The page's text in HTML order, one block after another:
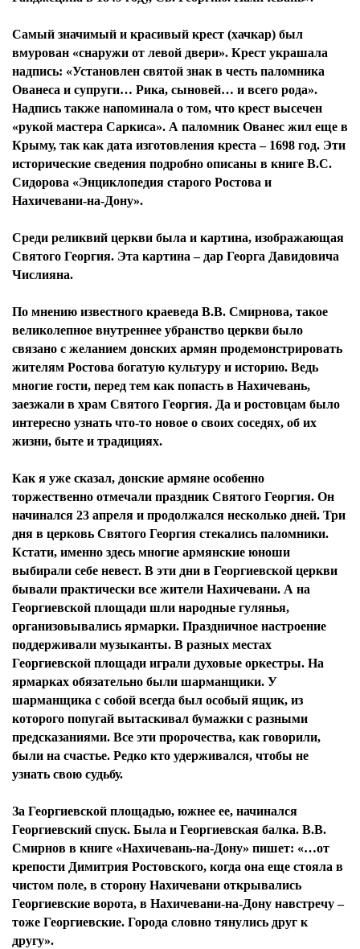
Самый значимый и красивый крест (хачкар) был
вмурован «снаружи от левой двери». Крест украшала
надпись: «Установлен святой знак в честь паломника
Ованеса и супруги… Рика, сыновей… и всего рода».
Надпись также напоминала о том, что крест высечен
«рукой мастера Саркиса». А паломник Ованес жил еще в
Крыму, так как дата изготовления креста – 1698 год. Эти
исторические сведения подробно описаны в книге В.С.
Сидорова «Энциклопедия старого Ростова и
Нахичевани-на-Дону».
Среди реликвий церкви была и картина, изображающая
Святого Георгия. Эта картина – дар Георга Давидовича
Числияна.
По мнению известного краеведа В.В. Смирнова, такое
великолепное внутреннее убранство церкви было
связано с желанием донских армян продемонстрировать
жителям Ростова богатую культуру и историю. Ведь
многие гости, перед тем как попасть в Нахичевань,
заезжали в храм Святого Георгия. Да и ростовцам было
интересно узнать что-то новое о своих соседях, об их
жизни, быте и традициях.
Как я уже сказал, донские армяне особенно
торжественно отмечали праздник Святого Георгия. Он
начинался 23 апреля и продолжался несколько дней. Три
дня в церковь Святого Георгия стекались паломники.
Кстати, именно здесь многие армянские юноши
выбирали себе невест. В эти дни в Георгиевской церкви
бывали практически все жители Нахичевани. А на
Георгиевской площади шли народные гулянья,
организовывались ярмарки. Праздничное настроение
поддерживали музыканты. В разных местах
Георгиевской площади играли духовые оркестры. На
ярмарках обязательно были шарманщики. У
шарманщика с собой всегда был особый ящик, из
которого попугай вытаскивал бумажки с разными
предсказаниями. Все эти пророчества, как говорили,
были на счастье. Редко кто удерживался, чтобы не
узнать свою судьбу.
За Георгиевской площадью, южнее ее, начинался
Георгиевский спуск. Была и Георгиевская балка. В.В.
Смирнов в книге «Нахичевань-на-Дону» пишет: «…от
крепости Димитрия Ростовского, когда она еще стояла в
чистом поле, в сторону Нахичевани открывались
Георгиевские ворота, в Нахичевани-на-Дону навстречу –
тоже Георгиевские. Города словно тянулись друг к
другу».